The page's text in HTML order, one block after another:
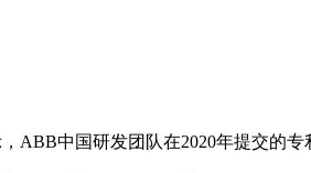
中国研发团队在2020年提交的专